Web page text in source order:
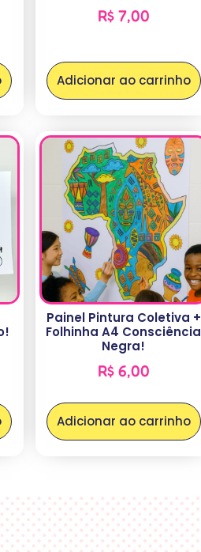
R$7,00
Adicionar ao carrinho
Painel Pintura Coletiva +
Folhinha A4 Consciência
Negra!
R$6,00
Adicionar ao carrinho